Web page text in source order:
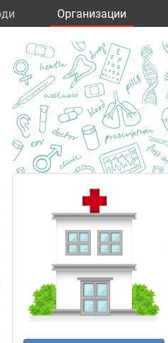
Организации